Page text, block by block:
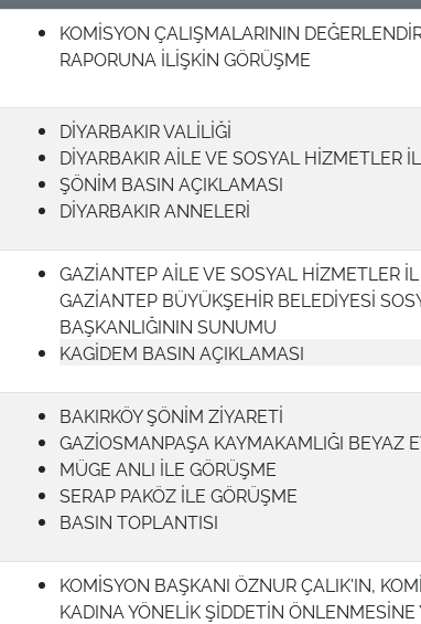
KOMİSYON ÇALIŞMALARININ
RAPORUNA İLİŞKİN GÖRÜŞME
DİYARBAKIR VALİLİĞİ
DİYARBAKIR AİLE VE SOSYAL HİZMETLER
ŞÖNİM BASIN AÇIKLAMASI
DİYARBAKIR ANNELERİ
GAZİANTEP AİLE VE SOSYAL HİZMETLER
GAZİANTEP BÜYÜKŞEHİR BELEDİYESİ
BAŞKANLIĞININ SUNUMU
KAGİDEM BASIN AÇIKLAMASI
BAKIRKÖY ŞÖNİM ZİYARETİ
GAZİOSMANPAŞA KAYMAKAMLIĞI BEYAZ
MÜGE ANLI İLE GÖRÜŞME
SERAP PAKÖZ İLE GÖRÜŞME
BASIN TOPLANTISI
KOMİSYON BAŞKANI ÖZNUR ÇALIK'IN,
KADINA YÖNELİK ŞİDDETİN ÖNLENMESİNE